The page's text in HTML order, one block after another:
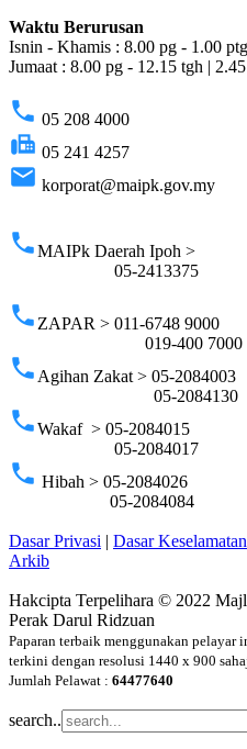
Waktu Berurusan
Isnin - Khamis : 8.00 pg - 1.00
Jumaat : 8.00 pg - 12.15 tgh |
phone 05 208 4000
fax 05 241 4257
email korporat@maipk.gov.my
phoneMAIPk Daerah Ipoh >
05-2413375
phoneZAPAR > 011-6748 9000
019-400 7000
phoneAgihan Zakat > 05-2084003
05-2084130
phoneWakaf > 05-2084015
05-2084017
phone Hibah > 05-2084026
05-2084084
Dasar Privasi Dasar Keselamatan
Arkib
Hakcipta Terpelihara © 2022
Perak Darul Ridzuan
Paparan terbaik menggunakan pelayar
terkini dengan resolusi 1440 x 900
Jumlah Pelawat : 64477640
search..